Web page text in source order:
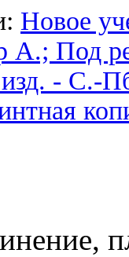
Новое
А.; Под
- С.-